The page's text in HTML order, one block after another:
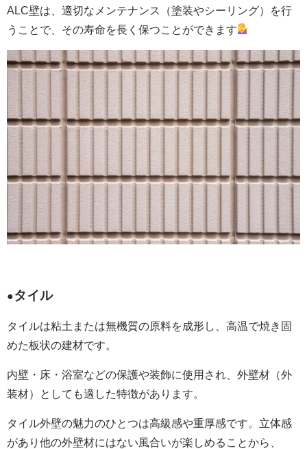
ALC壁は、適切なメンテナンス（塗装やシーリング）を行
うことで、その寿命を長く保つことができます
●タイル
タイルは粘土または無機質の原料を成形し、高温で焼き固
めた板状の建材です。
内壁・床・浴室などの保護や装飾に使用され、外壁材（外
装材）としても適した特徴があります。
タイル外壁の魅力のひとつは高級感や重厚感です。立体感
があり他の外壁材にはない風合いが楽しめることから、